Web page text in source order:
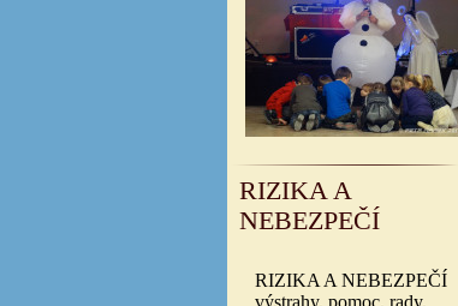
RIZIKA A
NEBEZPEČÍ